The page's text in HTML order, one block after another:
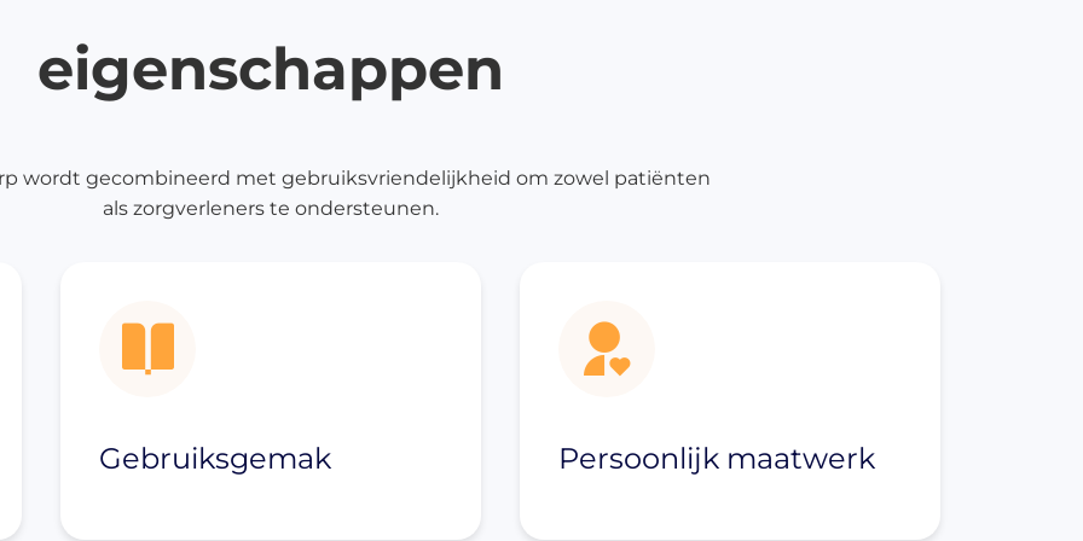
en hotel
en
eigenschappen
wordt gecombineerd met gebruiksvriendelijkheid om zowel patiënten
als zorgverleners te ondersteunen.
Gebruiksgemak Persoonlijk maatwerk